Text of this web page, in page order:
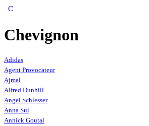
C
Chevignon
Adidas
Agent Provocateur
Ajmal
Alfred Dunhill
Angel Schlesser
Anna Sui
Annick Goutal